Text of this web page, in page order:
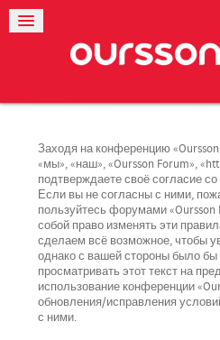
Заходя на конференцию
«мы», «наш», «Oursson Forum»,
подтверждаете своё согласие
Если вы не согласны с ними,
пользуйтесь форумами
собой право изменять эти
сделаем всё возможное, чтобы
однако с вашей стороны было
просматривать этот текст на
использование конференции
обновления/исправления
с ними.